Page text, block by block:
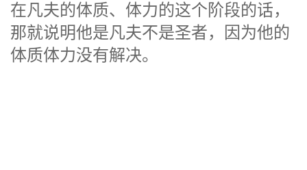
在凡夫的体质、体力的这个阶段的话，
那就说明他是凡夫不是圣者，因为他的
体质体力没有解决。